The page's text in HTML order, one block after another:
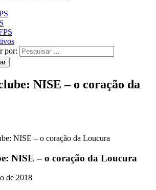
por:
NISE – o coração da
NISE – o coração da Loucura
NISE – o coração da Loucura
de 2018